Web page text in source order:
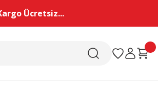
Ücretsiz...